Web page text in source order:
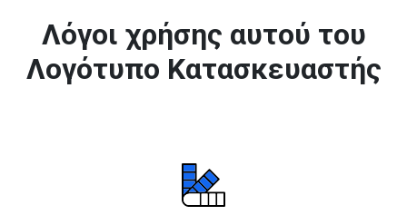
Λόγοι χρήσης αυτού του
Λογότυπο Κατασκευαστής